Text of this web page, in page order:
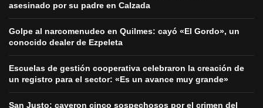
asesinado por su padre en Calzada
Golpe al narcomenudeo en Quilmes: cayó «El Gordo», un
conocido dealer de Ezpeleta
Escuelas de gestión cooperativa celebraron la creación de
un registro para el sector: «Es un avance muy grande»
San Justo: cayeron cinco sospechosos por el crimen del